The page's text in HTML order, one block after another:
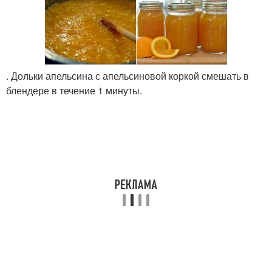
. Дольки апельсина с апельсиновой коркой смешать в
блендере в течение 1 минуты.